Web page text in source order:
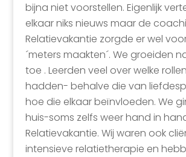
bijna niet voorstellen. Eigenlijk
elkaar niks nieuws maar de
Relatievakantie zorgde er wel
´meters maakten´. We groeiden
toe . Leerden veel over welke
hadden- behalve die van
hoe die elkaar beïnvloeden. We
huis-soms zelfs weer hand in
Relatievakantie. Wij waren ook
intensieve relatietherapie en